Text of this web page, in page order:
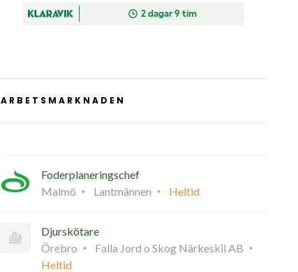
ARBETSMARKNADEN
Foderplaneringschef
Malmö
Lantmännen Heltid
Djurskötare
Örebro
Falla Jord o Skog Närkeskil AB
Heltid